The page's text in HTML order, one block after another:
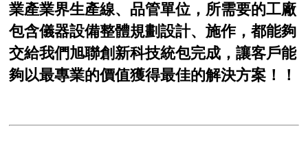
業產業界生產線、品管單位，所需要的工廠
包含儀器設備整體規劃設計、施作，都能夠
交給我們旭聯創新科技統包完成，讓客戶能
夠以最專業的價值獲得最佳的解決方案！！